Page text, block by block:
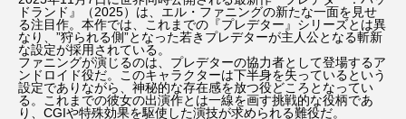
マーティ・シュプリーム 世界をつかめ
マイ・インターン
マシュー・マコノヒー マレフィセント
ドランド』（2025）は、エル・ファニングの新たな一面を見せ
る注目作。本作では、これまでの『プレデター』シリーズとは異
なり、”狩られる側”となった若きプレデターが主人公となる斬新
な設定が採用されている。
ファニングが演じるのは、プレデターの協力者として登場するア
ンドロイド役だ。このキャラクターは下半身を失っているという
設定でありながら、神秘的な存在感を放つ役どころとなってい
る。これまでの彼女の出演作とは一線を画す挑戦的な役柄であ
り、CGIや特殊効果を駆使した演技が求められる難役だ。